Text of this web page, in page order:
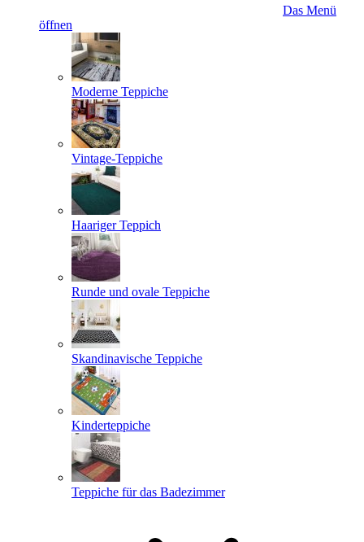
Das Menü
öffnen
Moderne Teppiche
Vintage-Teppiche
Haariger Teppich
Runde und ovale Teppiche
Skandinavische Teppiche
Kinderteppiche
Teppiche für das Badezimmer